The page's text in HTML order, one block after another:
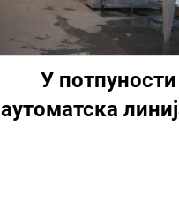
У потпуности
аутоматска